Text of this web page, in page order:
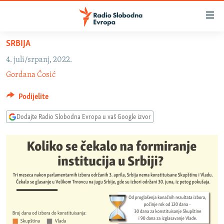
Pređite
glavni
sadržaj
Pređite
glavnu
VIJESTI
BOSNA I HERCEGOVINA
SRBIJA
CRNA GORA
VIZUELNO
FOTOGALERIJE
RAT U UKRAJINI
RSE PRIČE IZ SVIJETA
SRBIJA
4. juli/srpanj, 2022.
Gordana Ćosić
Podijelite
Dodajte Radio Slobodna Evropa u vaš Google izvor